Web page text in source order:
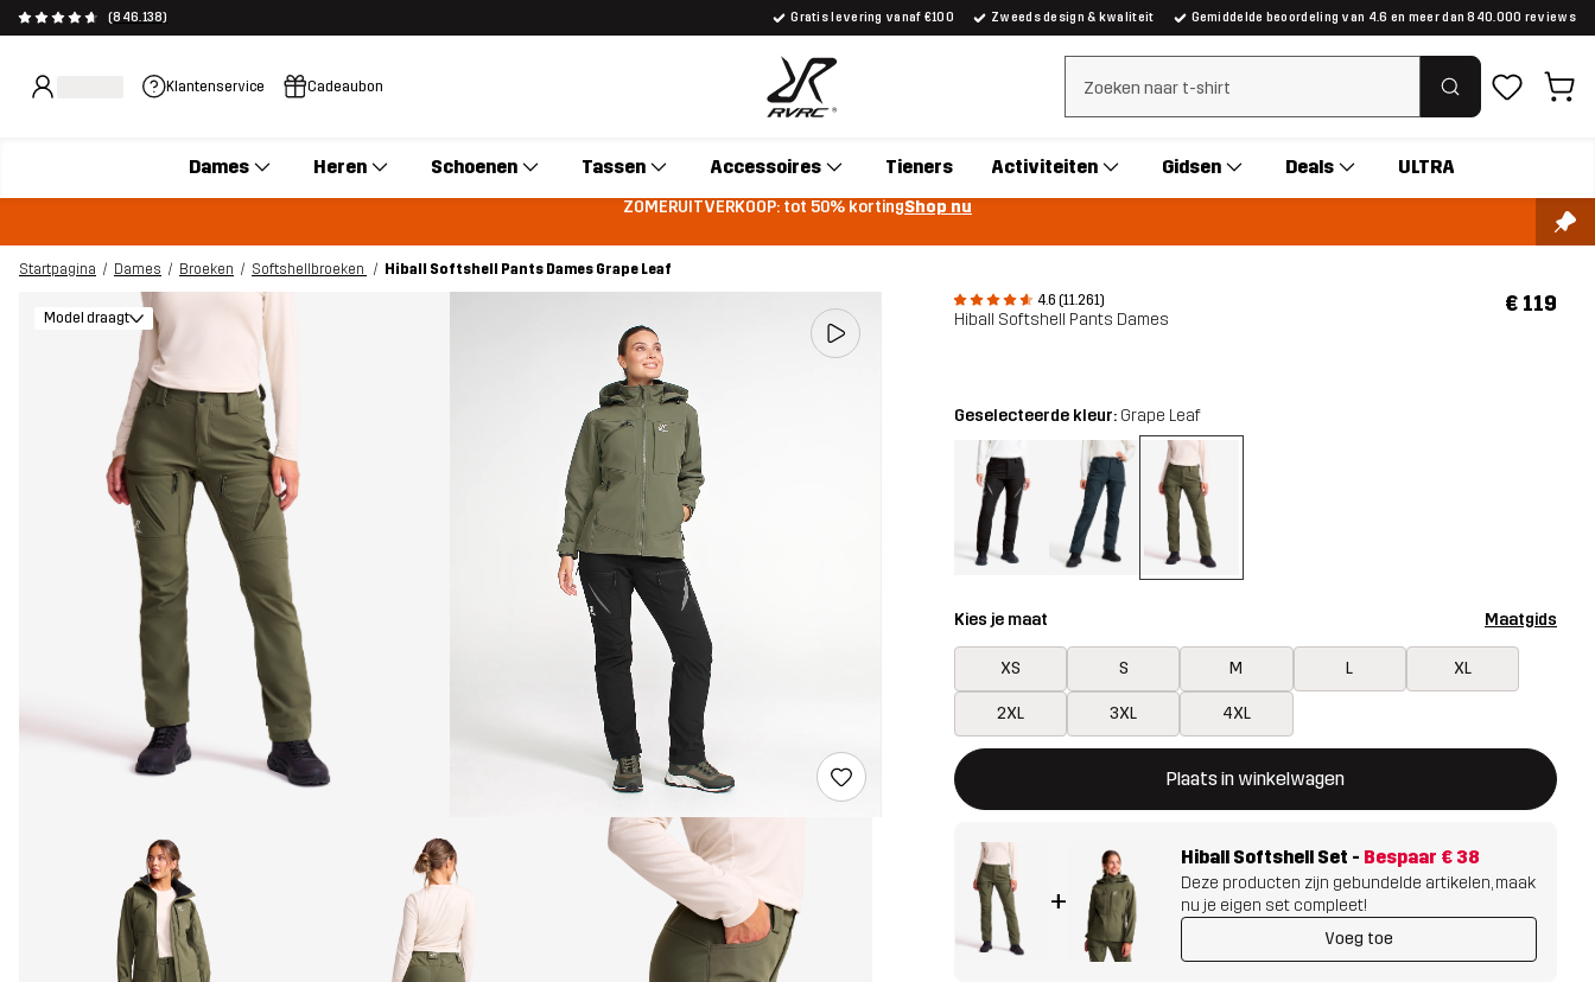
(846.138) Gratis levering vanaf €100 Zweeds design & kwaliteit Gemiddelde beoordeling van 4.6 en meer dan 840.000 reviews
Klantenservice Cadeaubon Zoeken wissen
Dames Heren Schoenen Tassen Accessoires Tieners Activiteiten Gidsen Deals ULTRA
ZOMERUITVERKOOP: tot 50% kortingShop nu
Startpagina Dames Broeken Softshellbroeken
Hiball Softshell Pants Dames Grape Leaf
4.6 (11.261)
Hiball Softshell Pants Dames
€ 119
Model draagt
Geselecteerde kleur: Grape Leaf
Kies je maat Maatgids
XS S M L XL
2XL 3XL 4XL
Plaats in winkelwagen
Deze knop opent een modal met de bevestiging van een nieuw item in het
{{size}} niet beschikbaar
+
Hiball Softshell Set - Bespaar € 38
Deze producten zijn gebundelde artikelen, maak
nu je eigen set compleet!
Voeg toe